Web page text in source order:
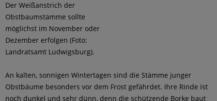
Der Weißanstrich der
Obstbaumstämme sollte
möglichst im November oder
Dezember erfolgen (Foto:
Landratsamt Ludwigsburg).
An kalten, sonnigen Wintertagen sind die Stämme junger
Obstbäume besonders vor dem Frost gefährdet. Ihre Rinde ist
noch dunkel und sehr dünn, denn die schützende Borke baut